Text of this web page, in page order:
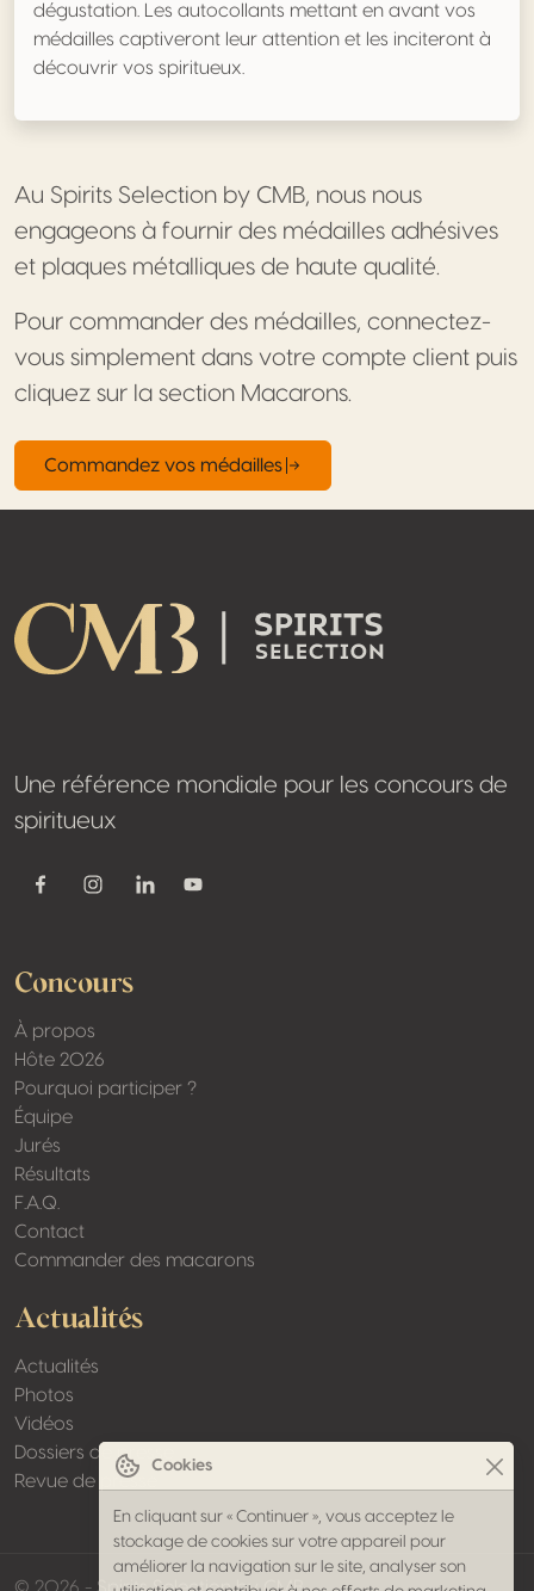
dégustation. Les autocollants mettant en avant vos
médailles captiveront leur attention et les inciteront à
découvrir vos spiritueux.
Au Spirits Selection by CMB, nous nous
engageons à fournir des médailles adhésives
et plaques métalliques de haute qualité.
Pour commander des médailles, connectez-
vous simplement dans votre compte client puis
cliquez sur la section Macarons.
Commandez vos médailles
Une référence mondiale pour les concours de
spiritueux
FacebookInstagramLinkedinYoutube
Concours
À propos
Hôte 2026
Pourquoi participer ?
Équipe
Jurés
Résultats
F.A.Q.
Contact
Commander des macarons
Actualités
Actualités
Photos
Vidéos
Dossiers de presse
Revue de presse
made by
Cookies
En cliquant sur « Continuer », vous acceptez le
stockage de cookies sur votre appareil pour
améliorer la navigation sur le site, analyser son